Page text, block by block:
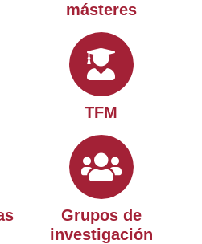
másteres
TFM
Grupos de
investigación